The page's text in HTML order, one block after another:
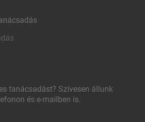
tanácsadást? Szívesen állunk
és e-mailben is.